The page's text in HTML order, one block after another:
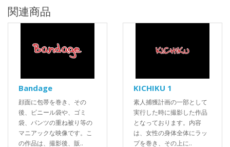
関連商品
Bandage
顔面に包帯を巻き、その
後、ビニール袋や、ゴミ
袋、パンツの重ね被り等の
マニアックな映像です。こ
の作品は、撮影後、販..
KICHIKU 1
素人捕獲計画の一部として
実行した時に撮影した作品
となっております。内容
は、女性の身体全体にラッ
プを巻き、その上に..